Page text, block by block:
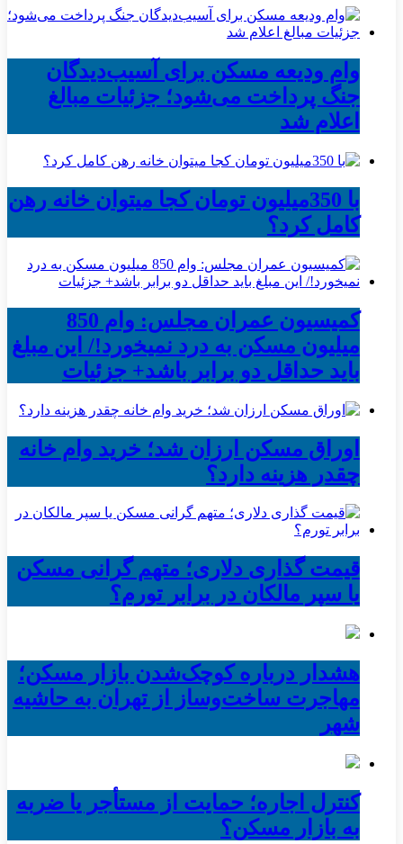
وام ودیعه مسکن برای آسیب‌دیدگان
جنگ پرداخت می‌شود؛ جزئیات مبالغ
اعلام شد
با 350میلیون تومان کجا میتوان خانه رهن
کامل کرد؟
کمیسیون عمران مجلس: وام 850
میلیون مسکن به درد نمیخورد!/ این مبلغ
باید حداقل دو برابر باشد+ جزئیات
اوراق مسکن ارزان شد؛ خرید وام خانه
چقدر هزینه دارد؟
قیمت گذاری دلاری؛ متهم گرانی مسکن
یا سپر مالکان در برابر تورم؟
هشدار درباره کوچک‌شدن بازار مسکن؛
مهاجرت ساخت‌وساز از تهران به حاشیه‌
شهر
کنترل اجاره؛ حمایت از مستأجر یا ضربه
به بازار مسکن؟